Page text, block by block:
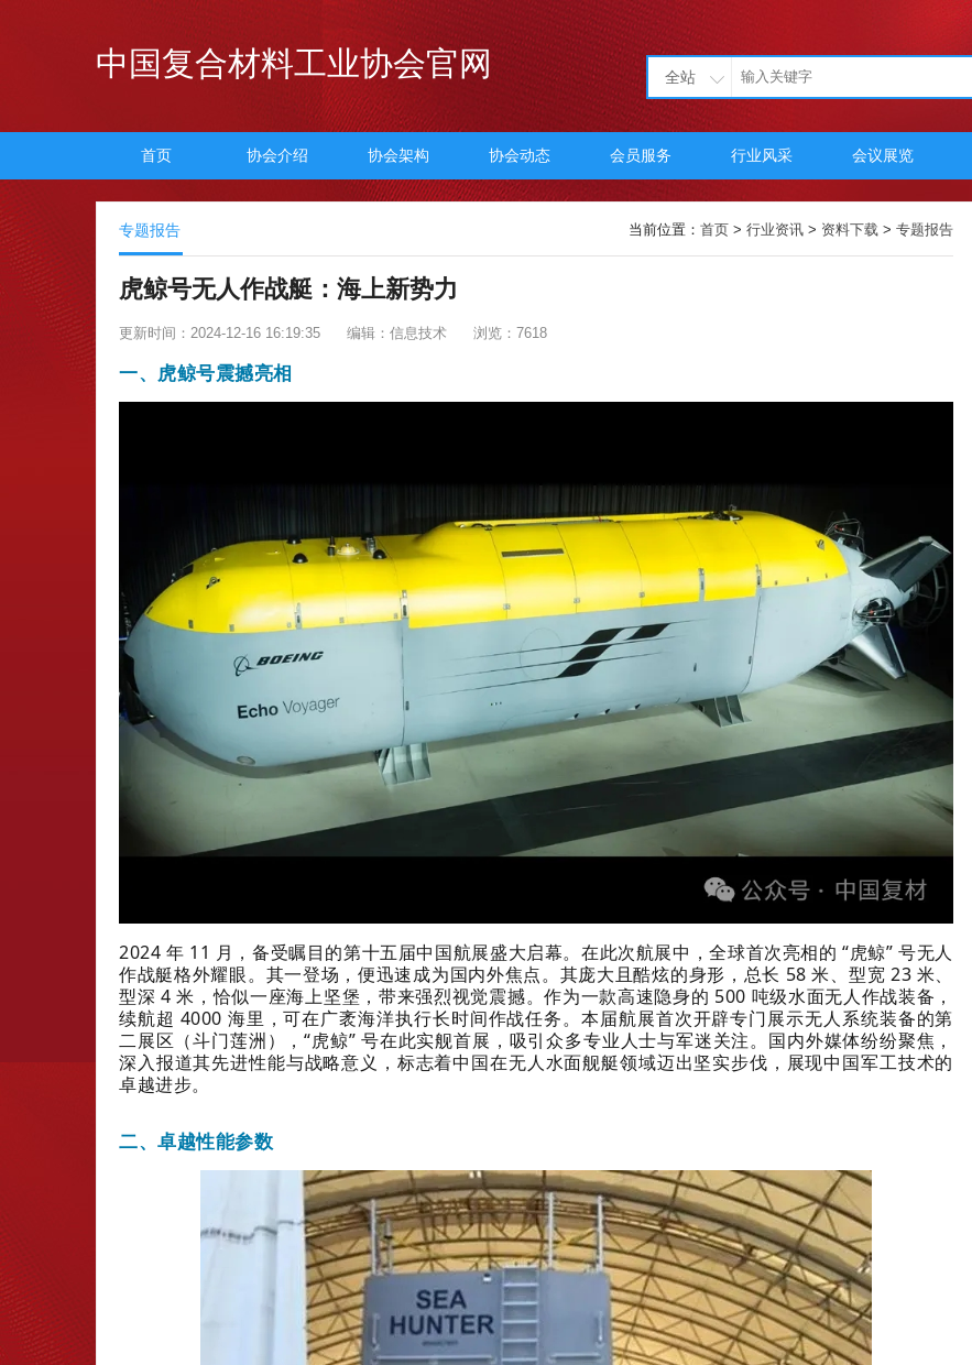
中国复合材料工业协会官网 全站
首页 协会介绍 协会架构 协会动态 会员服务 行业风采 会议展览
专题报告 当前位置： 首页 > 行业资讯 > 资料下载 > 专题报告
虎鲸号无人作战艇：海上新势力
更新时间：2024-12-16 16:19:35 编辑：信息技术 浏览：7618
一、虎鲸号震撼亮相
2024 年 11 月，备受瞩目的第十五届中国航展盛大启幕。在此次航展中，全球首次亮相的 “虎鲸” 号无人
作战艇格外耀眼。其一登场，便迅速成为国内外焦点。其庞大且酷炫的身形，总长 58 米、型宽 23 米、
型深 4 米，恰似一座海上坚堡，带来强烈视觉震撼。作为一款高速隐身的 500 吨级水面无人作战装备，
续航超 4000 海里，可在广袤海洋执行长时间作战任务。本届航展首次开辟专门展示无人系统装备的第
二展区（斗门莲洲），“虎鲸” 号在此实舰首展，吸引众多专业人士与军迷关注。国内外媒体纷纷聚焦，
深入报道其先进性能与战略意义，标志着中国在无人水面舰艇领域迈出坚实步伐，展现中国军工技术的
卓越进步。
二、卓越性能参数